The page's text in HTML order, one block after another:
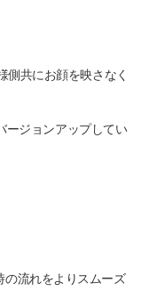
側共にお顔を映さなく
ージョンアップしてい
の流れをよりスムーズ